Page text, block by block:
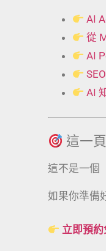
AI
從
AI
AI
這一
這不是一個
如果你準備
立即預